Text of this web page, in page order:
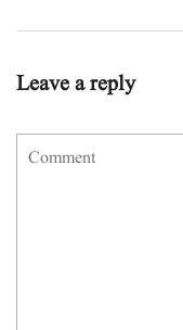
Leave a reply